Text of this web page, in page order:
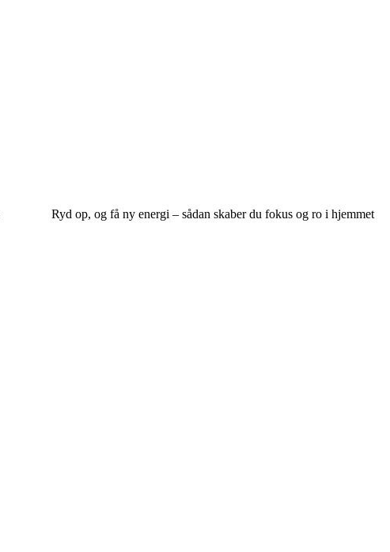
Ryd op, og få ny energi – sådan skaber du fokus og ro i hjemmet